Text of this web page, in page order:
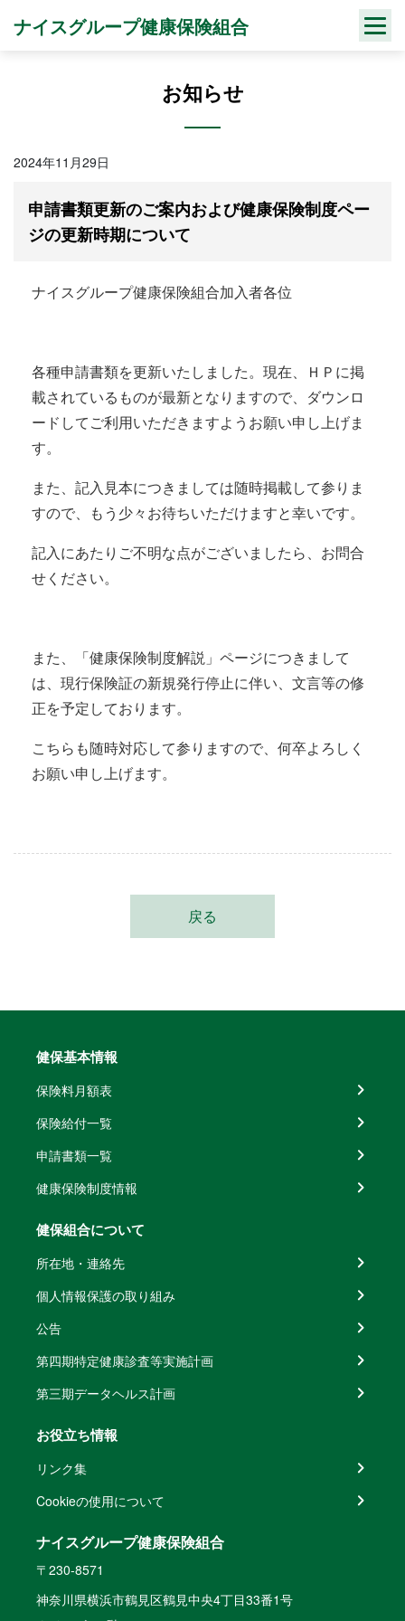
ナイスグループ健康保険組合
お知らせ
2024年11月29日
申請書類更新のご案内および健康保険制度ペー
ジの更新時期について
ナイスグループ健康保険組合加入者各位
各種申請書類を更新いたしました。現在、ＨＰに掲
載されているものが最新となりますので、ダウンロ
ードしてご利用いただきますようお願い申し上げま
す。
また、記入見本につきましては随時掲載して参りま
すので、もう少々お待ちいただけますと幸いです。
記入にあたりご不明な点がございましたら、お問合
せください。
また、「健康保険制度解説」ページにつきまして
は、現行保険証の新規発行停止に伴い、文言等の修
正を予定しております。
こちらも随時対応して参りますので、何卒よろしく
お願い申し上げます。
戻る
健保基本情報
保険料月額表
保険給付一覧
申請書類一覧
健康保険制度情報
健保組合について
所在地・連絡先
個人情報保護の取り組み
公告
第四期特定健康診査等実施計画
第三期データヘルス計画
お役立ち情報
リンク集
Cookieの使用について
ナイスグループ健康保険組合
〒230-8571
神奈川県横浜市鶴見区鶴見中央4丁目33番1号